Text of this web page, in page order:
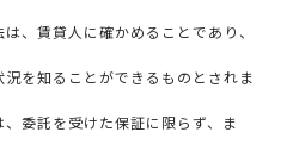
、賃貸人に確かめることであり、
を知ることができるものとされま
委託を受けた保証に限らず、ま